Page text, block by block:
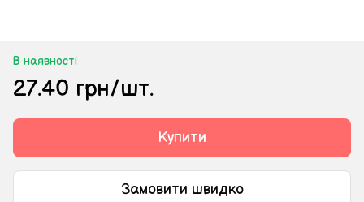
В наявності
27.40 грн/шт.
Купити
Замовити швидко